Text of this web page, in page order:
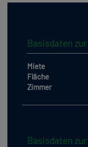
Basisdaten
Miete
Fläche
Zimmer
Basisdaten